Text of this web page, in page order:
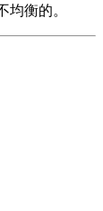
衡的。